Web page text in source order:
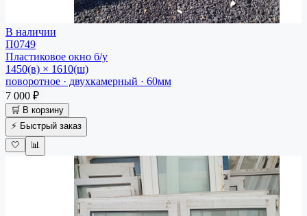
В наличии
П0749
Пластиковое окно б/у
1450(в) × 1610(ш)
поворотное · двухкамерный · 60мм
7 000 ₽
🛒 В корзину
⚡ Быстрый заказ
🤍
📊